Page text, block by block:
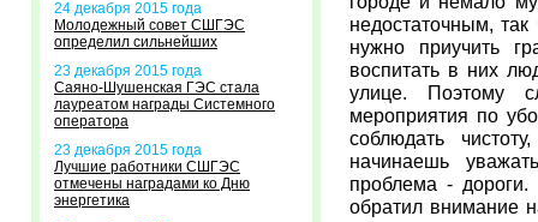
24 декабря 2015 года
Молодежный совет СШГЭС
определил сильнейших
23 декабря 2015 года
Саяно-Шушенская ГЭС стала
лауреатом награды Системного
оператора
23 декабря 2015 года
Лучшие работники СШГЭС
отмечены наградами ко Дню
энергетика
недостаточным,
нужно приучить
воспитать в них
улице. Поэтому
мероприятия по
соблюдать
начинаешь
проблема -
обратил внимание